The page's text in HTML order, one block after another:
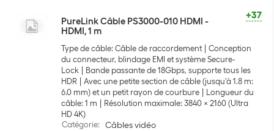
+37
PureLink Câble PS3000-010 HDMI -
HDMI, 1 m
Type de câble: Câble de raccordement
Conception
du connecteur, blindage EMI et système Secure-
Lock
Bande passante de 18Gbps, supporte tous les
HDR
Avec une petite section de câble (jusqu'à 1.8 m:
6.0 mm) et un petit rayon de courbure
Longueur du
câble: 1 m
Résolution maximale: 3840 x 2160 (Ultra
HD 4K)
Catégorie: Câbles vidéo